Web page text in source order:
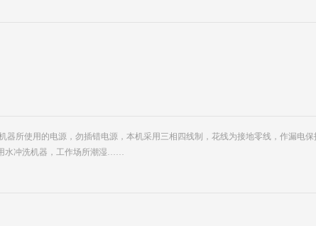
器所使用的电源，勿插错电源，本机采用三相四线制，花线为接地零线，作漏电保
用水冲洗机器，工作场所潮湿……